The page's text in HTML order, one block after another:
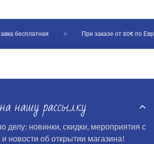
бесплатная При заказе от 80€ по
нашу рассылку
делу: новинки, скидки, мероприятия с
новости об открытии магазина!